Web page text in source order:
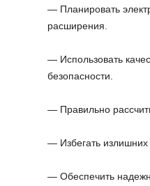
— Планировать
расширения.
— Использовать
безопасности.
— Правильно
— Избегать излишних
— Обеспечить